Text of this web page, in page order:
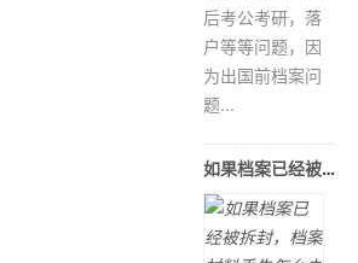
后考公考研，落
户等等问题，因
为出国前档案问
题...
如果档案已经被拆封，档案材料丢失怎